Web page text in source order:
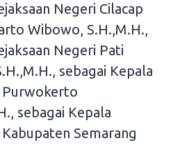
Negeri Cilacap
Wibowo, S.H.,M.H.,
Negeri Pati
sebagai Kepala
Purwokerto
sebagai Kepala
Semarang